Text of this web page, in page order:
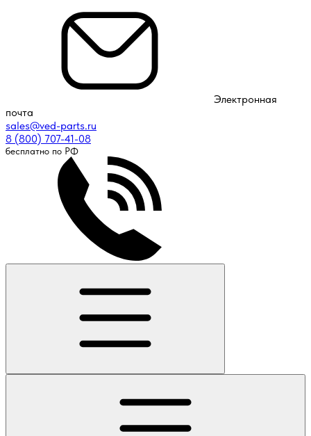
Электронная
почта
sales@ved-parts.ru
8 (800) 707-41-08
бесплатно по РФ